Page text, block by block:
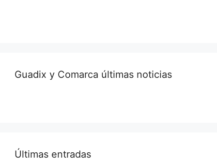
Guadix y Comarca últimas noticias
Últimas entradas